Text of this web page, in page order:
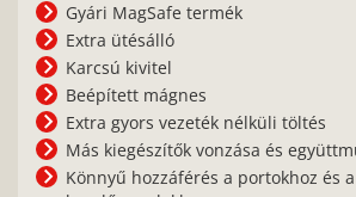
Gyári MagSafe termék
Extra ütésálló
Karcsú kivitel
Beépített mágnes
Extra gyors vezeték nélküli töltés
Más kiegészítők vonzása és
Könnyű hozzáférés a portokhoz és a